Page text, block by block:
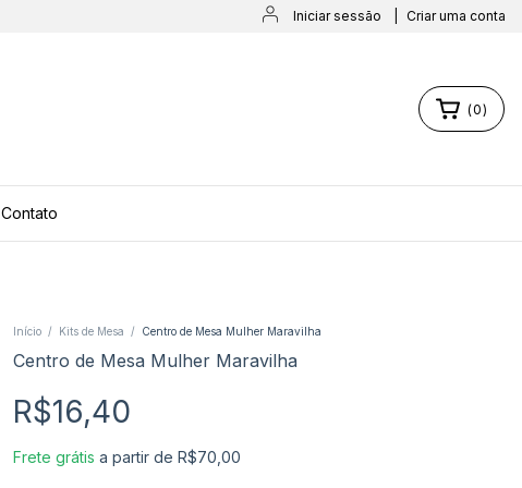
Iniciar sessão Criar uma conta
(0)
Contato
Início / Kits de Mesa / Centro de Mesa Mulher Maravilha
Centro de Mesa Mulher Maravilha
R$16,40
Frete grátis a partir de R$70,00